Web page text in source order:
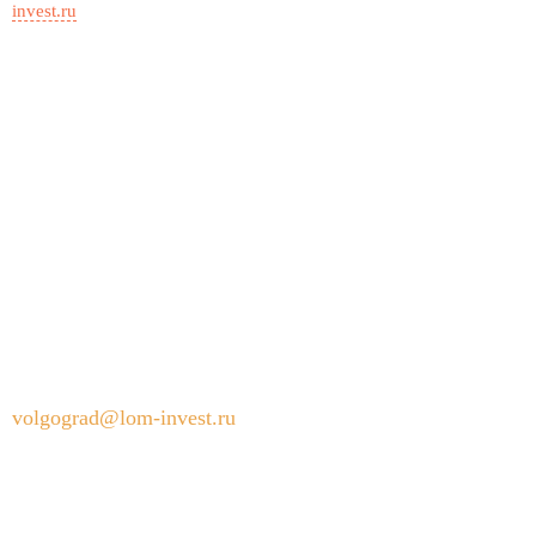
invest.ru
volgograd@lom-invest.ru